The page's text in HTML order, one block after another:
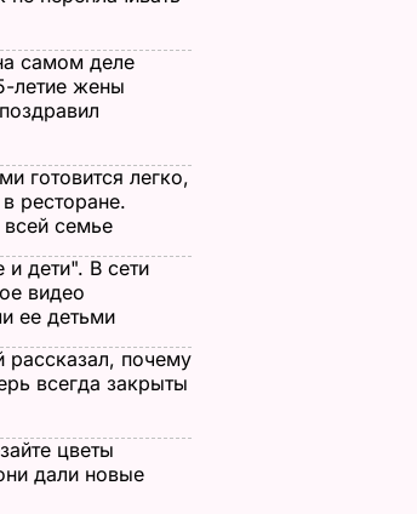
самом деле
летие жены
готовится легко,
ресторане.
всей семье
дети". В сети
видео
ее детьми
рассказал, почему
всегда закрыты
цветы
дали новые